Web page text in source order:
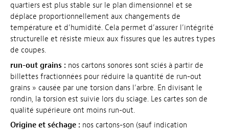
quartiers est plus stable sur le plan dimensionnel et se
déplace proportionnellement aux changements de
température et d’humidité. Cela permet d’assurer l’intégrité
structurelle et résiste mieux aux fissures que les autres types
de coupes.
run-out grains : nos cartons sonores sont sciés à partir de
billettes fractionnées pour réduire la quantité de run-out
grains » causée par une torsion dans l’arbre. En divisant le
rondin, la torsion est suivie lors du sciage. Les cartes son de
qualité supérieure ont moins run-out.
Origine et séchage : nos cartons-son (sauf indication